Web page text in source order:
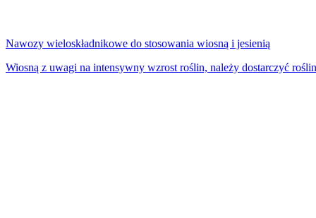
Nawozy wieloskładnikowe do stosowania wiosną i jesienią
Wiosną z uwagi na intensywny wzrost roślin, należy dostarczyć